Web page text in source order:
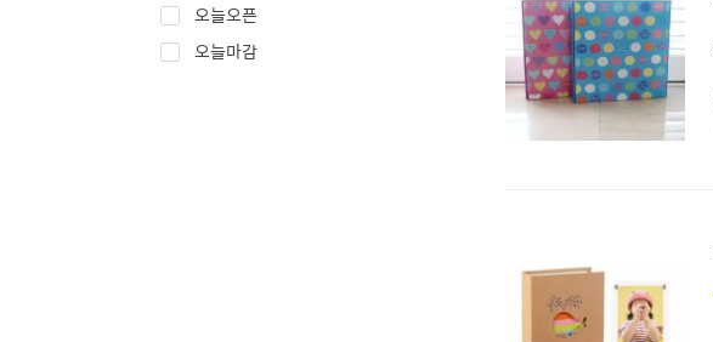
오늘오픈
오늘마감